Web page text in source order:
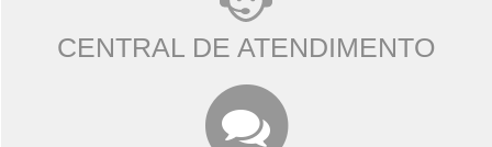
CENTRAL DE ATENDIMENTO